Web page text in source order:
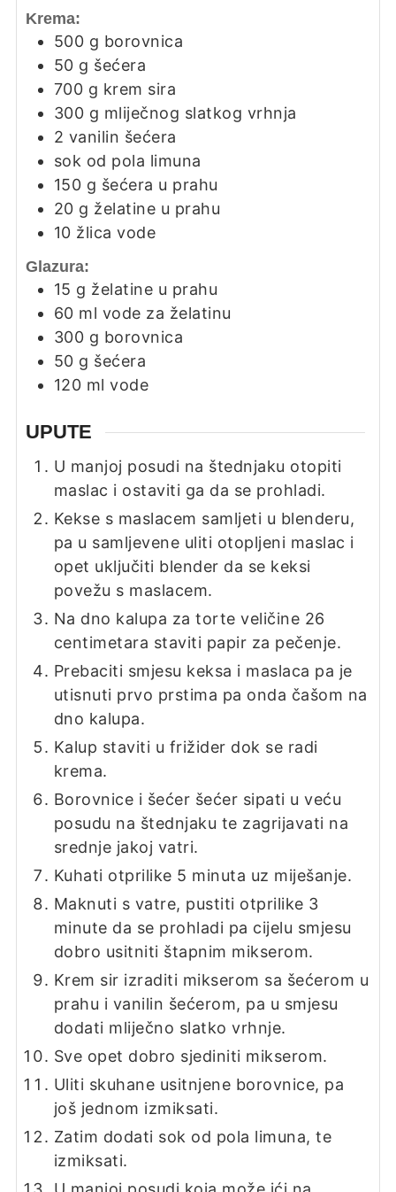
Krema:
500 g borovnica
50 g šećera
700 g krem sira
300 g mliječnog slatkog vrhnja
2 vanilin šećera
sok od pola limuna
150 g šećera u prahu
20 g želatine u prahu
10 žlica vode
Glazura:
15 g želatine u prahu
60 ml vode za želatinu
300 g borovnica
50 g šećera
120 ml vode
UPUTE
U manjoj posudi na štednjaku otopiti
maslac i ostaviti ga da se prohladi.
Kekse s maslacem samljeti u blenderu,
pa u samljevene uliti otopljeni maslac i
opet uključiti blender da se keksi
povežu s maslacem.
Na dno kalupa za torte veličine 26
centimetara staviti papir za pečenje.
Prebaciti smjesu keksa i maslaca pa je
utisnuti prvo prstima pa onda čašom na
dno kalupa.
Kalup staviti u frižider dok se radi
krema.
Borovnice i šećer šećer sipati u veću
posudu na štednjaku te zagrijavati na
srednje jakoj vatri.
Kuhati otprilike 5 minuta uz miješanje.
Maknuti s vatre, pustiti otprilike 3
minute da se prohladi pa cijelu smjesu
dobro usitniti štapnim mikserom.
Krem sir izraditi mikserom sa šećerom u
prahu i vanilin šećerom, pa u smjesu
dodati mliječno slatko vrhnje.
Sve opet dobro sjediniti mikserom.
Uliti skuhane usitnjene borovnice, pa
još jednom izmiksati.
Zatim dodati sok od pola limuna, te
izmiksati.